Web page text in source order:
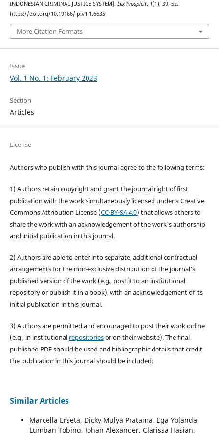
INDONESIAN CRIMINAL JUSTICE SYSTEM]. Lex Prospicit, 1(1), 39–52.
https://doi.org/10.19166/lp.v1i1.6635
More Citation Formats
Issue
Vol. 1 No. 1: February 2023
Section
Articles
License
Authors who publish with this journal agree to the following terms:
1) Authors retain copyright and grant the journal right of first
publication with the work simultaneously licensed under a Creative
Commons Attribution License (CC-BY-SA 4.0) that allows others to
share the work with an acknowledgement of the work's authorship
and initial publication in this journal.
2) Authors are able to enter into separate, additional contractual
arrangements for the non-exclusive distribution of the journal's
published version of the work (e.g., post it to an institutional
repository or publish it in a book), with an acknowledgement of its
initial publication in this journal.
3) Authors are permitted and encouraged to post their work online
(e.g., in institutional repositoriesor on their website). The final
published PDF should be used and bibliographic details that credit
the publication in this journal should be included.
Similar Articles
Marcella Erseta, Dicky Mulya Pratama, Ega Yolanda
Lumban Tobing, Johan Alexander, Clarissa Hasian,